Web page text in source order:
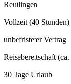
Reutlingen
Vollzeit (40 Stunden)
unbefristeter Vertrag
Reisebereitschaft
30 Tage Urlaub